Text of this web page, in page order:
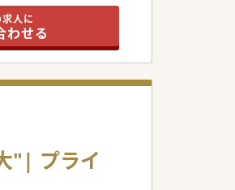
人に
わせる
"| プライ